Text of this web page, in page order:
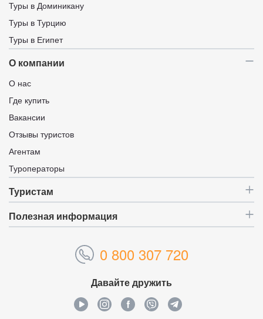
Туры в Доминикану
Туры в Турцию
Туры в Египет
О компании
О нас
Где купить
Вакансии
Отзывы туристов
Агентам
Туроператоры
Туристам
Полезная информация
0 800 307 720
Давайте дружить